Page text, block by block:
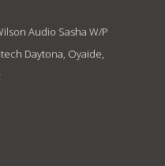
Audio Sasha W/P
Daytona, Oyaide,